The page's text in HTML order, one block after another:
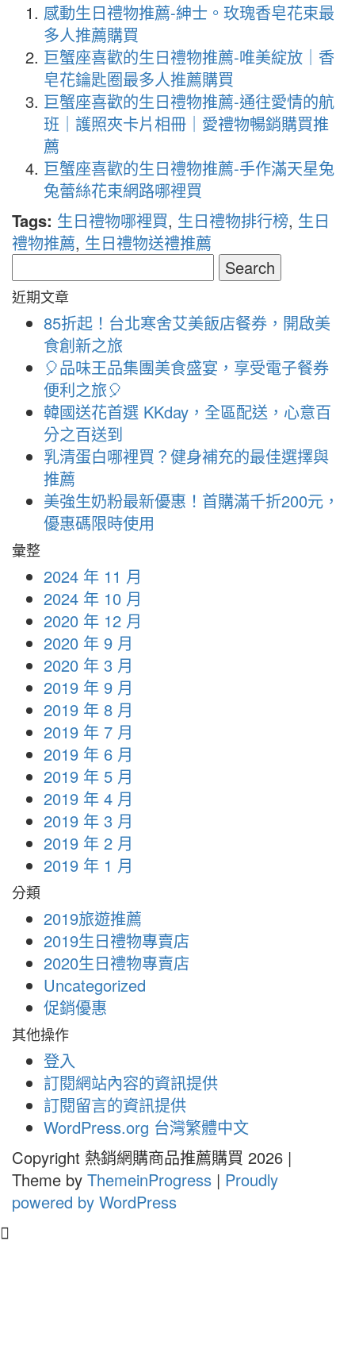
感動生日禮物推薦-紳士。玫瑰香皂花束最
多人推薦購買
巨蟹座喜歡的生日禮物推薦-唯美綻放｜香
皂花鑰匙圈最多人推薦購買
巨蟹座喜歡的生日禮物推薦-通往愛情的航
班｜護照夾卡片相冊｜愛禮物暢銷購買推
薦
巨蟹座喜歡的生日禮物推薦-手作滿天星兔
兔蕾絲花束網路哪裡買
Tags: 生日禮物哪裡買, 生日禮物排行榜, 生日
禮物推薦, 生日禮物送禮推薦
近期文章
85折起！台北寒舍艾美飯店餐券，開啟美
食創新之旅
🎈品味王品集團美食盛宴，享受電子餐券
便利之旅🎈
韓國送花首選 KKday，全區配送，心意百
分之百送到
乳清蛋白哪裡買？健身補充的最佳選擇與
推薦
美強生奶粉最新優惠！首購滿千折200元，
優惠碼限時使用
彙整
2024 年 11 月
2024 年 10 月
2020 年 12 月
2020 年 9 月
2020 年 3 月
2019 年 9 月
2019 年 8 月
2019 年 7 月
2019 年 6 月
2019 年 5 月
2019 年 4 月
2019 年 3 月
2019 年 2 月
2019 年 1 月
分類
2019旅遊推薦
2019生日禮物專賣店
2020生日禮物專賣店
Uncategorized
促銷優惠
其他操作
登入
訂閱網站內容的資訊提供
訂閱留言的資訊提供
WordPress.org 台灣繁體中文
Copyright 熱銷網購商品推薦購買 2026 |
Theme by ThemeinProgress | Proudly
powered by WordPress